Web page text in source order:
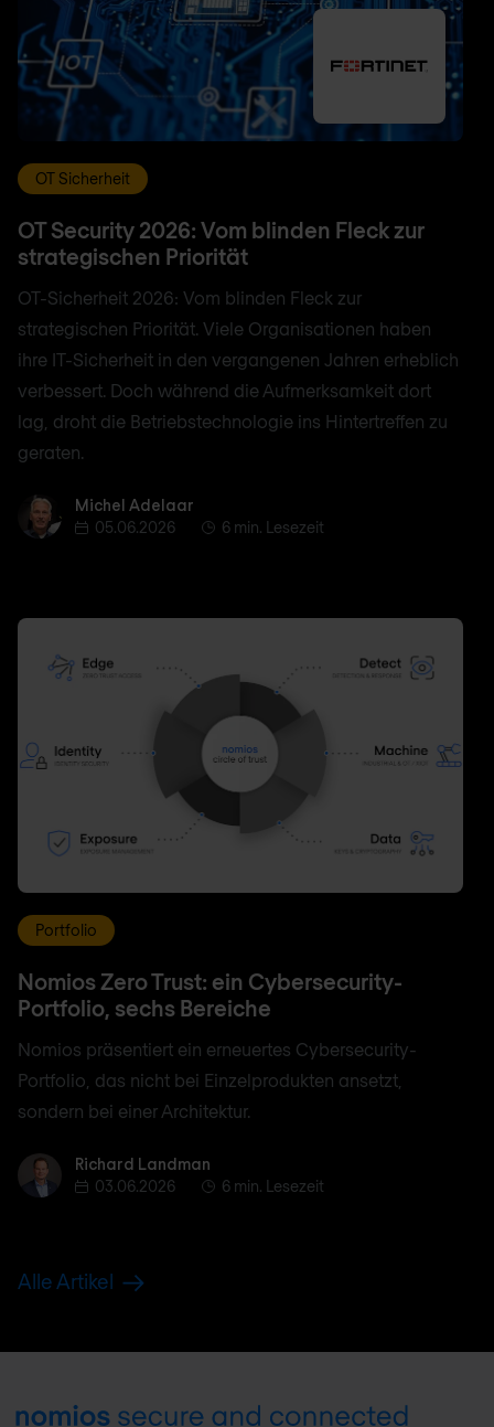
OT Sicherheit
OT Security 2026: Vom blinden Fleck zur
strategischen Priorität
OT-Sicherheit 2026: Vom blinden Fleck zur
strategischen Priorität. Viele Organisationen haben
ihre IT-Sicherheit in den vergangenen Jahren erheblich
verbessert. Doch während die Aufmerksamkeit dort
lag, droht die Betriebstechnologie ins Hintertreffen zu
geraten.
Michel Adelaar
Michel Adelaar
05.06.2026
6 min. Lesezeit
Portfolio
Nomios Zero Trust: ein Cybersecurity-
Portfolio, sechs Bereiche
Nomios präsentiert ein erneuertes Cybersecurity-
Portfolio, das nicht bei Einzelprodukten ansetzt,
sondern bei einer Architektur.
Richard Landman
Richard Landman
03.06.2026
6 min. Lesezeit
Alle Artikel
Footer